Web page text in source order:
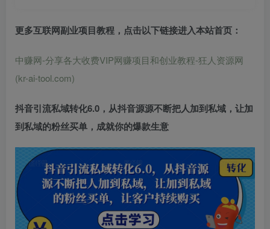
更多互联网副业项目教程，点击以下链接进入本站首页 ：
中赚网-分享各大收费VIP网赚项目和创业教程-狂人资源网
(kr-ai-tool.com)
抖音引流私域转化6.0，从抖音源源不断把人加到私域，让加
到私域的粉丝买单，成就你的爆款生意